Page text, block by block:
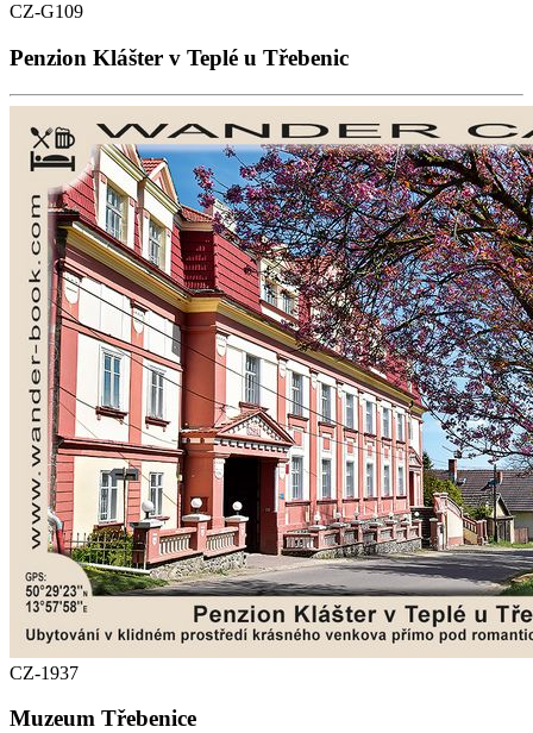
CZ-G109
Penzion Klášter v Teplé u Třebenic
CZ-1937
Muzeum Třebenice